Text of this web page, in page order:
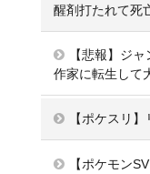
醒剤打たれて死
【悲報】ジ
作家に転生して
【ポケスリ
【ポケモン